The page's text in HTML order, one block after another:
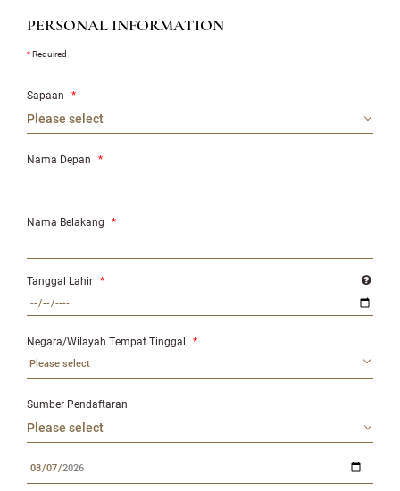
PERSONAL INFORMATION
*Required
Sapaan *
Nama Depan *
Nama Belakang *
Tanggal Lahir *
Negara/Wilayah Tempat Tinggal *
Please select
Sumber Pendaftaran